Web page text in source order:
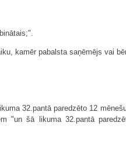
kamēr pabalsta saņēmējs vai
32.pantā paredzēto 12
šā likuma 32.pantā